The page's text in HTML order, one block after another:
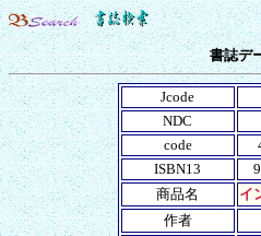
書誌デ
Jcode
NDC
code
ISBN13
商品名
イ
作者